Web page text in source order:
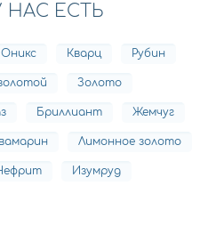
НАС ЕСТЬ
Оникс Кварц Рубин
Золото
Бриллиант Жемчуг
Лимонное золото
Изумруд